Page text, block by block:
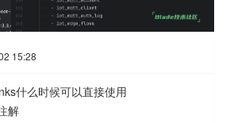
15:28
什么时候可以直接使用
解